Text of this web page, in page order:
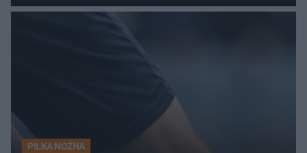
PIŁKA NOŻNA